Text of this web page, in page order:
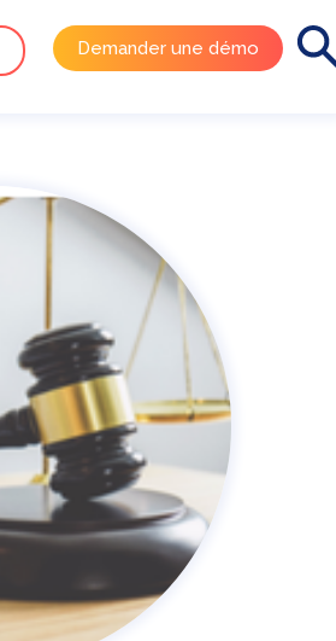
Demander une démo